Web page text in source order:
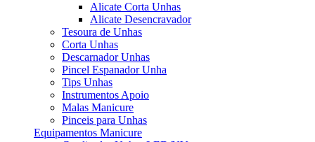
Alicate Corta Unhas
Alicate Desencravador
Tesoura de Unhas
Corta Unhas
Descarnador Unhas
Pincel Espanador Unha
Tips Unhas
Instrumentos Apoio
Malas Manicure
Pinceis para Unhas
Equipamentos Manicure